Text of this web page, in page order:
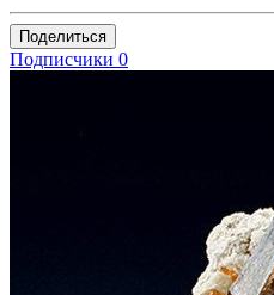
Поделиться
Подписчики 0